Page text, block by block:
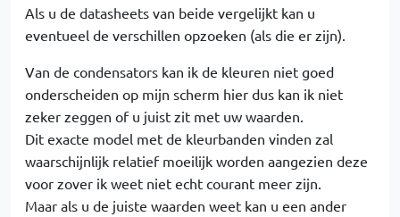
Als u de datasheets van beide vergelijkt kan u
eventueel de verschillen opzoeken (als die er zijn).
Van de condensators kan ik de kleuren niet goed
onderscheiden op mijn scherm hier dus kan ik niet
zeker zeggen of u juist zit met uw waarden.
Dit exacte model met de kleurbanden vinden zal
waarschijnlijk relatief moeilijk worden aangezien deze
voor zover ik weet niet echt courant meer zijn.
Maar als u de juiste waarden weet kan u een ander